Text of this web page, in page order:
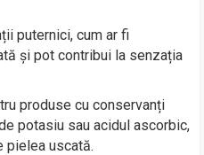
puternici, cum ar fi
și pot contribui la senzația
produse cu conservanți
potasiu sau acidul ascorbic,
pielea uscată.